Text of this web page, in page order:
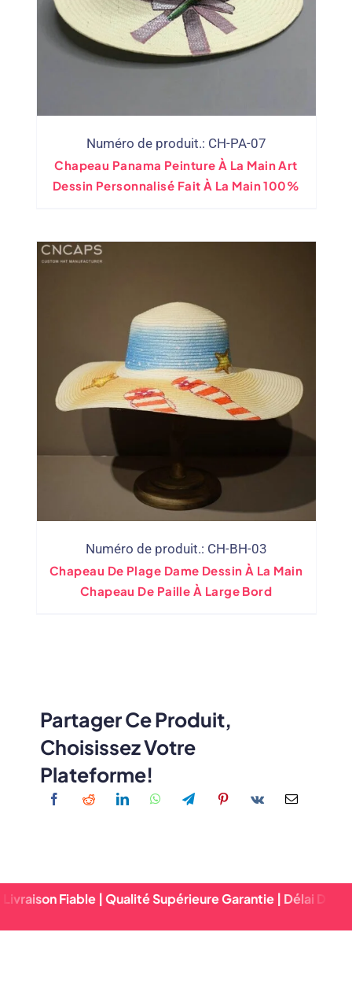
Numéro de produit.: CH-PA-07
Chapeau Panama Peinture À La Main Art
Dessin Personnalisé Fait À La Main 100%
Numéro de produit.: CH-BH-03
Chapeau De Plage Dame Dessin À La Main
Chapeau De Paille À Large Bord
Partager Ce Produit,
Choisissez Votre
Plateforme!
| Qualité Supérieure Garantie | Délai D'exécution